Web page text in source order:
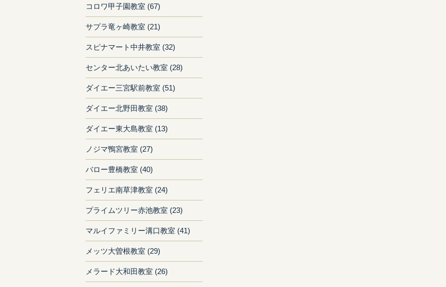
コロワ甲子園教室 (67)
サプラ竜ヶ崎教室 (21)
スピナマート中井教室 (32)
センター北あいたい教室 (28)
ダイエー三宮駅前教室 (51)
ダイエー北野田教室 (38)
ダイエー東大島教室 (13)
ノジマ鴨宮教室 (27)
バロー豊橋教室 (40)
フェリエ南草津教室 (24)
プライムツリー赤池教室 (23)
マルイファミリー溝口教室 (41)
メッツ大曽根教室 (29)
メラード大和田教室 (26)